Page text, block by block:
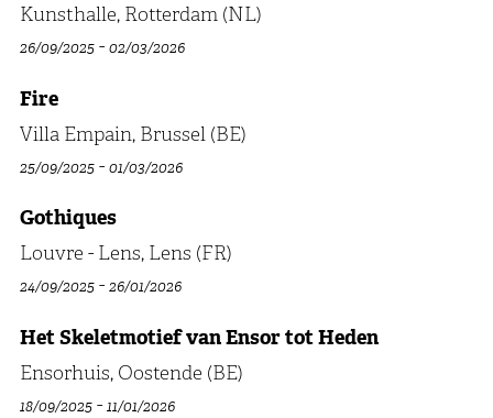
Kunsthalle, Rotterdam (NL)
26/09/2025-02/03/2026
Fire
Villa Empain, Brussel (BE)
25/09/2025-01/03/2026
Gothiques
Louvre - Lens, Lens (FR)
24/09/2025-26/01/2026
Het Skeletmotief van Ensor tot Heden
Ensorhuis, Oostende (BE)
18/09/2025-11/01/2026